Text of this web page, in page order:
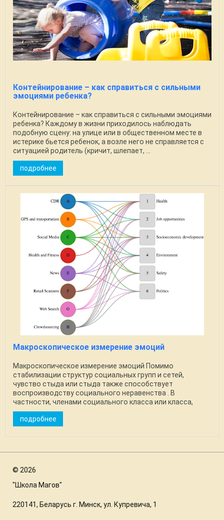
Контейнирование – как справиться с сильными
эмоциями ребенка?
Контейнирование – как справиться с сильными эмоциями
ребенка? Каждому в жизни приходилось наблюдать
подобную сцену: на улице или в общественном месте в
истерике бьется ребенок, а возле него не справляется с
ситуацией родитель (кричит, шлепает, ...
подробнее
Макроскопическое измерение эмоций
Макроскопическое измерение эмоций Помимо
стабилизации структур социальных групп и сетей,
чувство стыда или стыда также способствует
воспроизводству социального неравенства . В
частности, членами социального класса или класса,
которые часто ...
подробнее
© 2026
"Школа Магов"
220141, Беларусь г. Минск, ул. Купревича, 1